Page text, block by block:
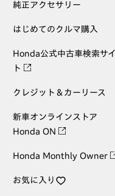
純正アクセサリー
はじめてのクルマ購入
Honda公式中古車検索サイ
ト
クレジット＆カーリース
新車オンラインストア
Honda ON
Honda Monthly Owner
お気に入り